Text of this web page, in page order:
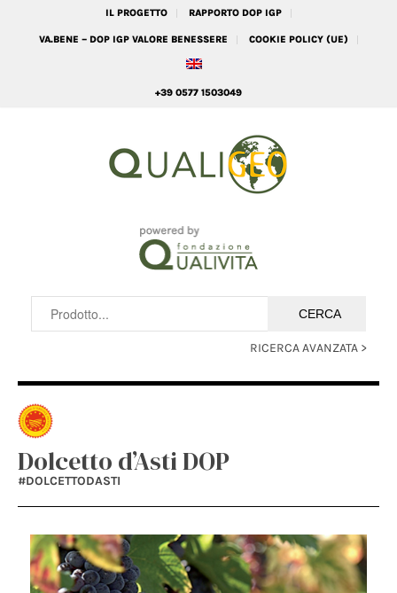
IL PROGETTO RAPPORTO DOP IGP
VA.BENE – DOP IGP VALORE BENESSERE COOKIE POLICY (UE)
+39 0577 1503049
RICERCA AVANZATA >
Dolcetto d’Asti DOP
#DOLCETTODASTI